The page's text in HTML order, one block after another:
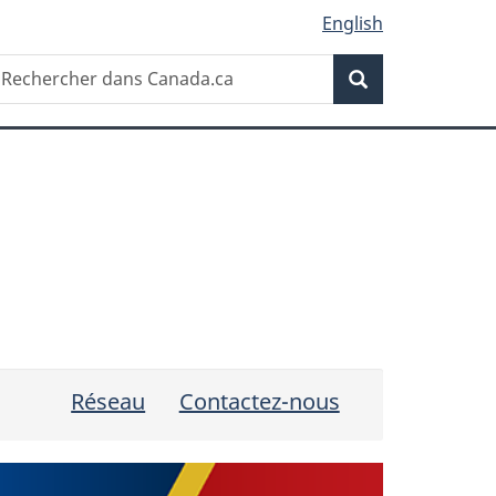
English
Recherche
Réseau Contactez-nous